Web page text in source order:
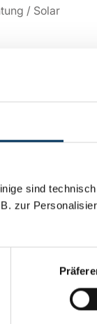
sind
zur
/ Solar